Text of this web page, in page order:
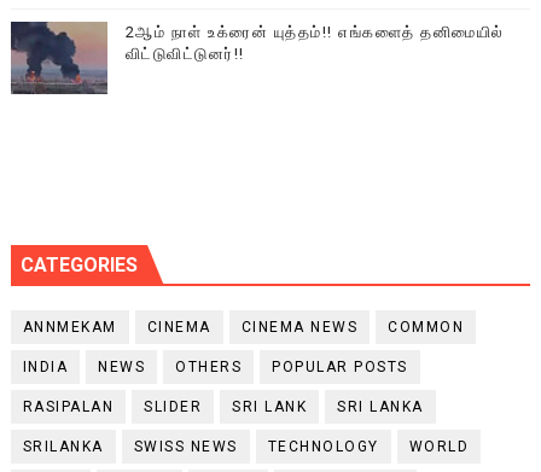
2ஆம் நாள் உக்ரைன் யுத்தம்!! எங்களைத் தனிமையில்
விட்டுவிட்டுனர்!!
CATEGORIES
ANNMEKAM CINEMA CINEMA NEWS COMMON
INDIA NEWS OTHERS POPULAR POSTS
RASIPALAN SLIDER SRI LANK SRI LANKA
SRILANKA SWISS NEWS TECHNOLOGY WORLD